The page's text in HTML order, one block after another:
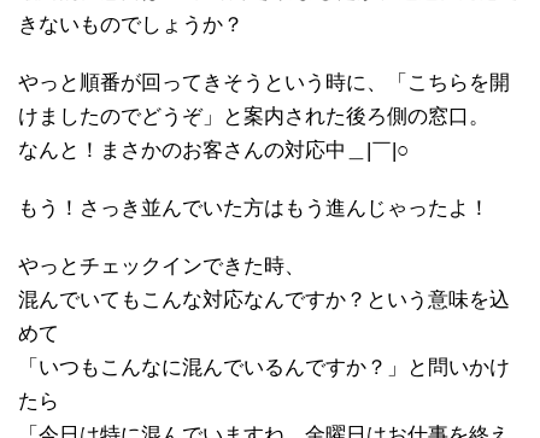
きないものでしょうか？
やっと順番が回ってきそうという時に、「こちらを開
けましたのでどうぞ」と案内された後ろ側の窓口。
なんと！まさかのお客さんの対応中＿|￣|○
もう！さっき並んでいた方はもう進んじゃったよ！
やっとチェックインできた時、
混んでいてもこんな対応なんですか？という意味を込
めて
「いつもこんなに混んでいるんですか？」と問いかけ
たら